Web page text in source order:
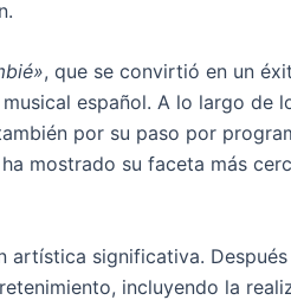
, que se convirtió en un
español. A lo largo de
por su paso por
mostrado su faceta más
artística significativa. Después
incluyendo la